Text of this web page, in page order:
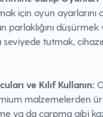
için oyun ayarlarını
parlaklığını
seviyede tutmak,
ve Kılıf Kullanın:
malzemelerden
ya da çarpma gibi